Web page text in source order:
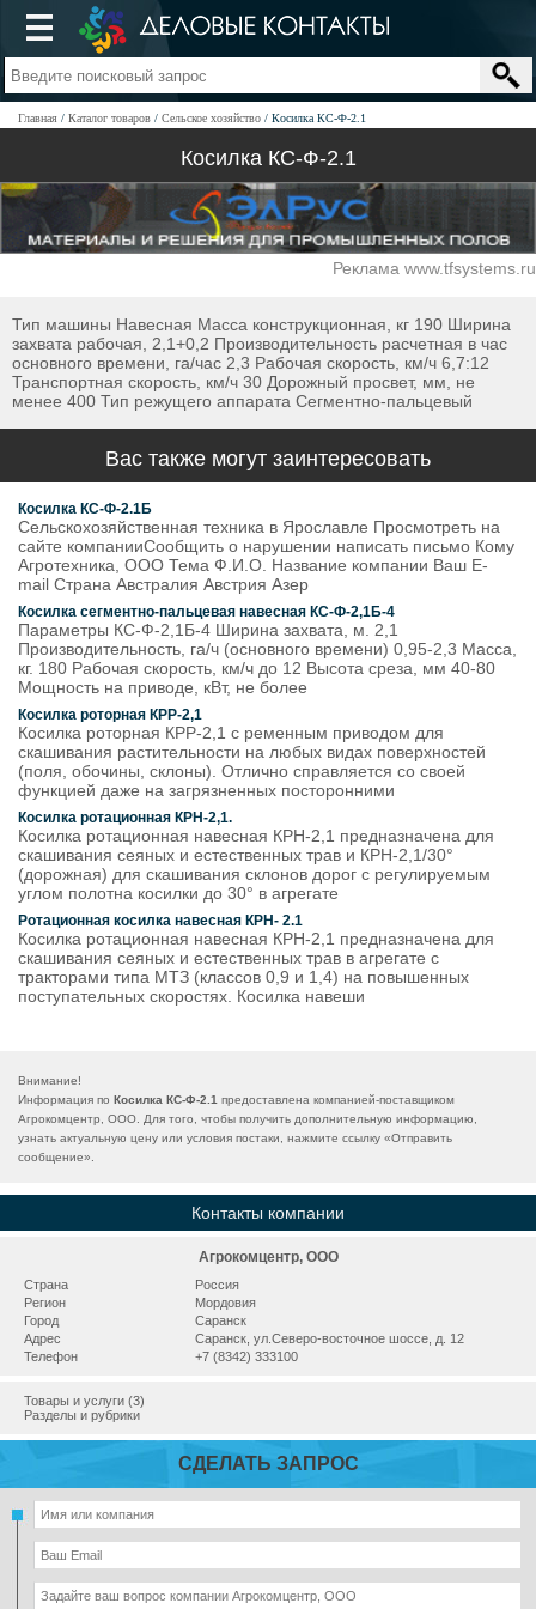
Главная Каталог товаров Сельское хозяйство Косилка КС-Ф-2.1
Косилка КС-Ф-2.1
Реклама www.tfsystems.ru
Тип машины Навесная Масса конструкционная, кг 190 Ширина
захвата рабочая, 2,1+0,2 Производительность расчетная в час
основного времени, га/час 2,3 Рабочая скорость, км/ч 6,7:12
Транспортная скорость, км/ч 30 Дорожный просвет, мм, не
менее 400 Тип режущего аппарата Сегментно-пальцевый
Вас также могут заинтересовать
Косилка КС-Ф-2.1Б
Сельскохозяйственная техника в Ярославле Просмотреть на
сайте компанииСообщить о нарушении написать письмо Кому
Агротехника, ООО Тема Ф.И.О. Название компании Ваш E-
mail Страна Австралия Австрия Азер
Косилка сегментно-пальцевая навесная КС-Ф-2,1Б-4
Параметры КС-Ф-2,1Б-4 Ширина захвата, м. 2,1
Производительность, га/ч (основного времени) 0,95-2,3 Масса,
кг. 180 Рабочая скорость, км/ч до 12 Высота среза, мм 40-80
Мощность на приводе, кВт, не более
Косилка роторная КРР-2,1
Косилка роторная КРР-2,1 с ременным приводом для
скашивания растительности на любых видах поверхностей
(поля, обочины, склоны). Отлично справляется со своей
функцией даже на загрязненных посторонними
Косилка ротационная КРН-2,1.
Косилка ротационная навесная КРН-2,1 предназначена для
скашивания сеяных и естественных трав и КРН-2,1/30°
(дорожная) для скашивания склонов дорог с регулируемым
углом полотна косилки до 30° в агрегате
Ротационная косилка навесная КРН- 2.1
Косилка ротационная навесная КРН-2,1 предназначена для
скашивания сеяных и естественных трав в агрегате с
тракторами типа МТЗ (классов 0,9 и 1,4) на повышенных
поступательных скоростях. Косилка навеши
Внимание!
Информация по Косилка КС-Ф-2.1 предоставлена компанией-поставщиком
Агрокомцентр, ООО. Для того, чтобы получить дополнительную информацию,
узнать актуальную цену или условия постаки, нажмите ссылку «Отправить
сообщение».
Контакты компании
Агрокомцентр, ООО
Страна
Россия
Регион
Мордовия
Город
Саранск
Адрес
Саранск, ул.Северо-восточное шоссе, д. 12
Телефон
+7 (8342) 333100
Товары и услуги (3)
Разделы и рубрики
СДЕЛАТЬ ЗАПРОС